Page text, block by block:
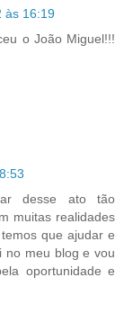
às 16:19
o João Miguel!!!
desse ato tão
muitas realidades
que ajudar e
no meu blog e vou
oportunidade e